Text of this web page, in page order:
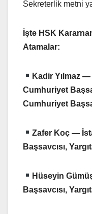
Sekreterlik metni
İşte HSK
Atamalar:
Kadir Yılmaz
Cumhuriyet
Cumhuriyet
Zafer Koç —
Başsavcısı,
Hüseyin
Başsavcısı,